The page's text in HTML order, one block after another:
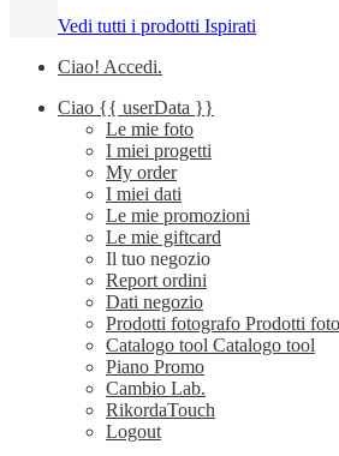
Vedi tutti i prodotti Ispirati
Ciao! Accedi.
Ciao {{ userData }}
Le mie foto
I miei progetti
My order
I miei dati
Le mie promozioni
Le mie giftcard
Il tuo negozio
Report ordini
Dati negozio
Prodotti fotografo Prodotti
Catalogo tool Catalogo tool
Piano Promo
Cambio Lab.
RikordaTouch
Logout